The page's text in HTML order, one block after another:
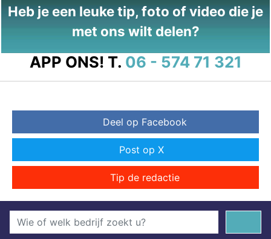
Heb je een leuke tip, foto of video die je
met ons wilt delen?
APP ONS! T. 06 - 574 71 321
Deel op Facebook
Post op X
Tip de redactie